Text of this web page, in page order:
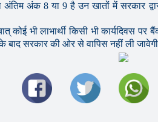
अंक 8 या 9 है उन खातों में सरकार
भी लाभार्थी किसी भी कार्यदिवस पर
सरकार की ओर से वापिस नहीं ली